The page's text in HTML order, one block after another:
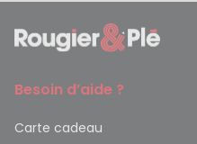
Besoin d’aide ?
Carte cadeau